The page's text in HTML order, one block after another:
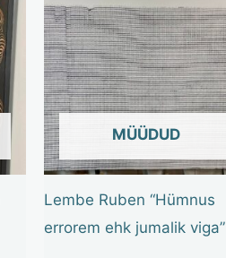
OUT OF STOCK
Lembe Ruben “Hümnus
errorem ehk jumalik viga”